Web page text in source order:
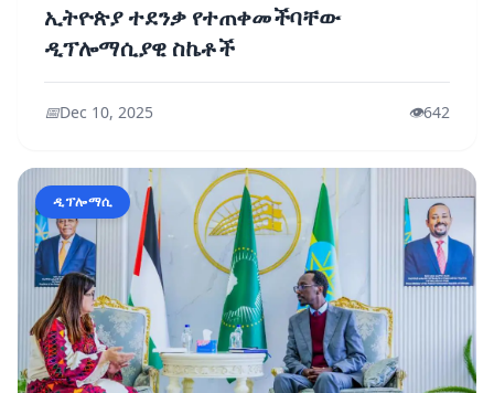
ኢትዮጵያ ተደንቃ የተጠቀመችባቸው
ዲፕሎማሲያዊ ስኬቶች
📅Dec 10, 2025 👁️642
ዲፕሎማሲ